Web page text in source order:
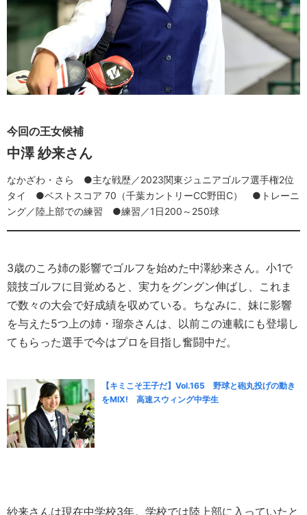
今回の王女候補
中澤 紗来さん
なかざわ・さら ●主な戦歴／2023関東ジュニアゴルフ選手権2位
タイ ●ベストスコア 70（千葉カントリーCC野田C） ●トレーニ
ング／陸上部での練習 ●練習／1日200～250球
3歳のころ姉の影響でゴルフを始めた中澤紗来さん。小1で
競技ゴルフに目覚めると、実力をグングン伸ばし、これま
で数々の大会で好成績を収めている。ちなみに、妹に影響
を与えた5つ上の姉・瑠奈さんは、以前この連載にも登場し
てもらった選手で今はプロを目指し奮闘中だ。
【キミこそ王子だ】Vol.165 野球と砲丸投げの動き
をMIX! 高速スウィング中学生
紗来さんは現在中学校3年。学校では陸上部に入っていたと